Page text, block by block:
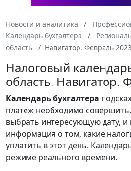
Новости и аналитика
Календарь бухгалтера
область
Навигатор. Февраль 2023
Налоговый
область. Навигатор.
Календарьбухгалтера
платеж необходимо
выбрать интересующую дату, и
информация о том, какие
уплатить в этот день.
режиме реального времени.